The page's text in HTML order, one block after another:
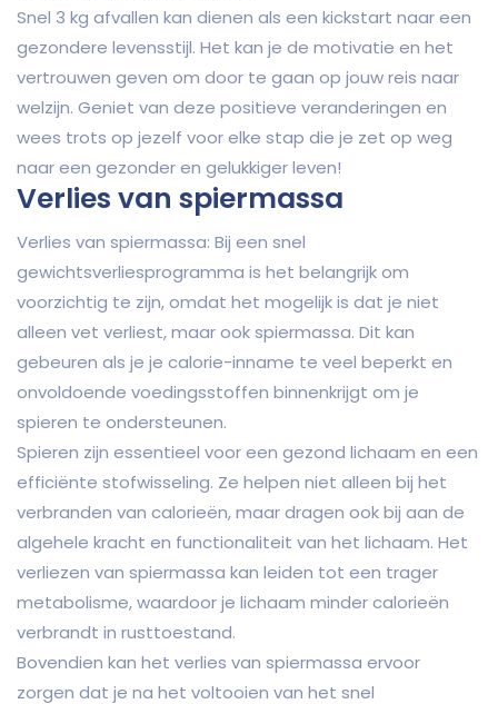
Snel 3 kg afvallen kan dienen als een kickstart naar een
gezondere levensstijl. Het kan je de motivatie en het
vertrouwen geven om door te gaan op jouw reis naar
welzijn. Geniet van deze positieve veranderingen en
wees trots op jezelf voor elke stap die je zet op weg
naar een gezonder en gelukkiger leven!
Verlies van spiermassa
Verlies van spiermassa: Bij een snel
gewichtsverliesprogramma is het belangrijk om
voorzichtig te zijn, omdat het mogelijk is dat je niet
alleen vet verliest, maar ook spiermassa. Dit kan
gebeuren als je je calorie-inname te veel beperkt en
onvoldoende voedingsstoffen binnenkrijgt om je
spieren te ondersteunen.
Spieren zijn essentieel voor een gezond lichaam en een
efficiënte stofwisseling. Ze helpen niet alleen bij het
verbranden van calorieën, maar dragen ook bij aan de
algehele kracht en functionaliteit van het lichaam. Het
verliezen van spiermassa kan leiden tot een trager
metabolisme, waardoor je lichaam minder calorieën
verbrandt in rusttoestand.
Bovendien kan het verlies van spiermassa ervoor
zorgen dat je na het voltooien van het snel